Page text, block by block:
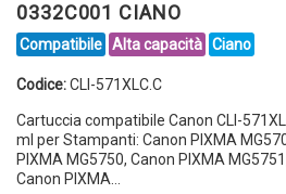
0332C001 CIANO
Compatibile Alta capacità Ciano
Codice:CLI-571XLC.C
Cartuccia compatibile Canon CLI-
ml per Stampanti: Canon PIXMA
PIXMA MG5750, Canon PIXMA
Canon PIXMA…